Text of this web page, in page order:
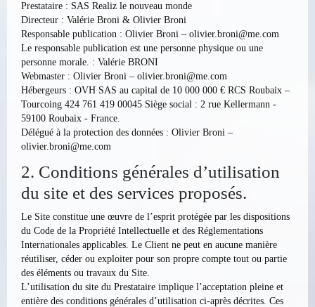
Prestataire : SAS Realiz le nouveau monde
Directeur : Valérie Broni & Olivier Broni
Responsable publication : Olivier Broni – olivier.broni@me.com
Le responsable publication est une personne physique ou une
personne morale. : Valérie BRONI
Webmaster : Olivier Broni – olivier.broni@me.com
Hébergeurs : OVH SAS au capital de 10 000 000 € RCS Roubaix –
Tourcoing 424 761 419 00045 Siège social : 2 rue Kellermann -
59100 Roubaix - France.
Délégué à la protection des données : Olivier Broni –
olivier.broni@me.com
2. Conditions générales d’utilisation
du site et des services proposés.
Le Site constitue une œuvre de l’esprit protégée par les dispositions
du Code de la Propriété Intellectuelle et des Réglementations
Internationales applicables. Le Client ne peut en aucune manière
réutiliser, céder ou exploiter pour son propre compte tout ou partie
des éléments ou travaux du Site.
L’utilisation du site du Prestataire implique l’acceptation pleine et
entière des conditions générales d’utilisation ci-après décrites. Ces